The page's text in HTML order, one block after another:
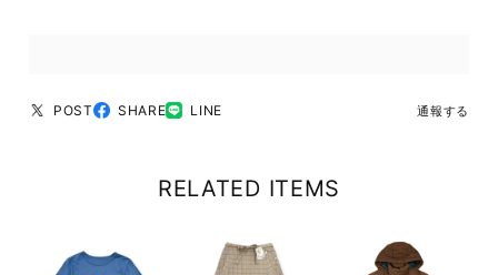
POST SHARE LINE 通報する
RELATED ITEMS